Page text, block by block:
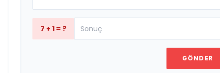
7 + 1 = ?
GÖNDER